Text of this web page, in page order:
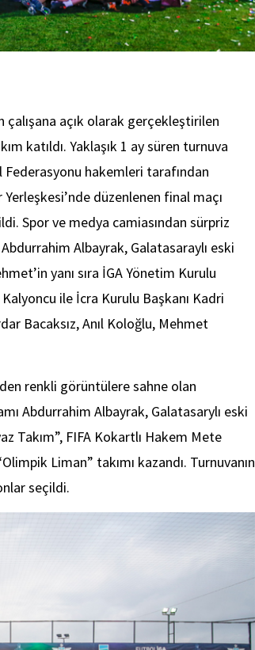
çalışana açık olarak gerçekleştirilen
katıldı. Yaklaşık 1 ay süren turnuva
hakemleri tarafından
düzenlenen final maçı
Spor ve medya camiasından sürpriz
Albayrak, Galatasaraylı eski
yanı sıra İGA Yönetim Kurulu
ile İcra Kurulu Başkanı Kadri
Bacaksız, Anıl Koloğlu, Mehmet
renkli görüntülere sahne olan
Abdurrahim Albayrak, Galatasarylı eski
Takım”, FIFA Kokartlı Hakem Mete
Liman” takımı kazandı. Turnuvanın
seçildi.